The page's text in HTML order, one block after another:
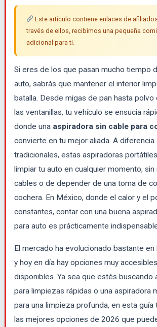
Este artículo contiene enlaces de
través de ellos, recibimos una pequeña
adicional para ti.
Si eres de los que pasan mucho tiempo
auto, sabrás que mantener el interior
batalla. Desde migas de pan hasta polvo
las ventanillas, tu vehículo se ensucia
donde una aspiradora sin cable para
convierte en tu mejor aliada. A
tradicionales, estas aspiradoras
limpiar tu auto en cualquier momento,
cables o de depender de una toma de
cochera. En México, donde el calor y el
constantes, contar con una buena
para auto es prácticamente
El mercado ha evolucionado bastante en
y hoy en día hay opciones muy
disponibles. Ya sea que estés buscando
para limpiezas rápidas o una aspiradora
para una limpieza profunda, en esta
las mejores opciones de 2026 que